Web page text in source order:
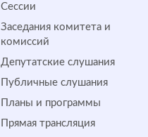
Сессии
Заседания комитета и
комиссий
Депутатские слушания
Публичные слушания
Планы и программы
Прямая трансляция